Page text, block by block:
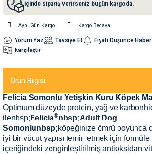
Su Kabları
Kemikleri
Seyahat Ürünleri
içinde sipariş verirseniz bugün kargoda.
Aynı Gün Kargo Kargo Bedava
Yorum Yaz Tavsiye Et Fiyatı Düşünce
Karşılaştır
Ürün Bilgisi
Felicia Somonlu Yetişkin Kuru Köpek
Optimum düzeyde protein, yağ ve
ilenbsp; Felicia®nbsp;Adult Dog
Somonlunbsp;köpeğinize ömrü boyunca
iyi bir vücut yapısı temin etmek için formüle
içeriğindeki zenginleştirilmiş antioksidan